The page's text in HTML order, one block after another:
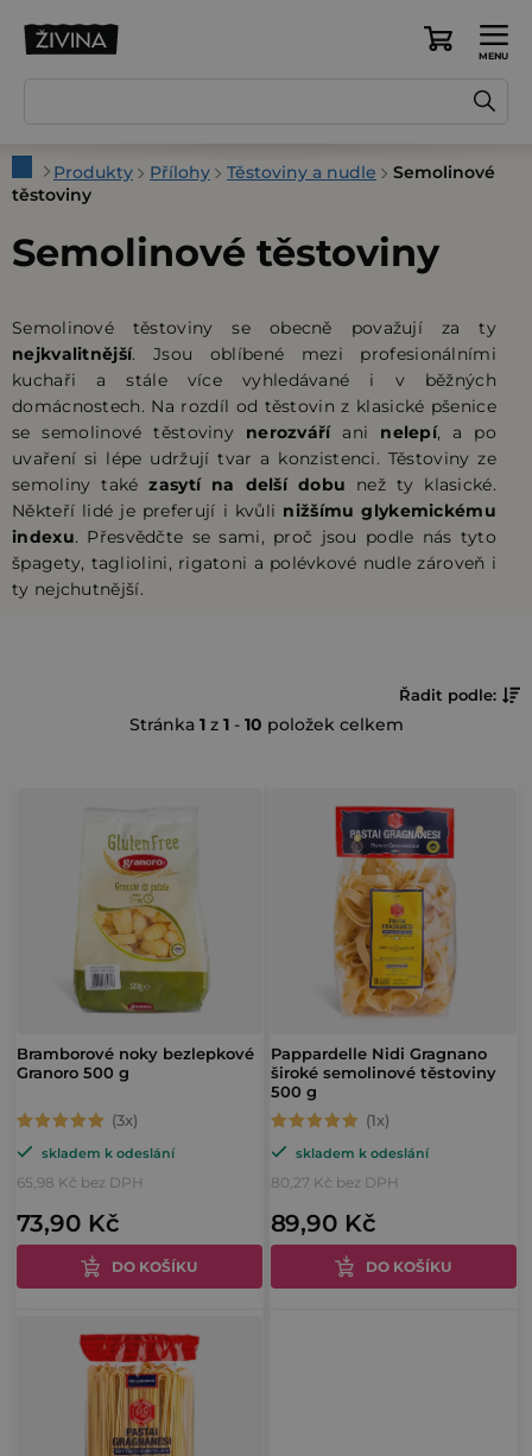
Nákupní
DomůProdukty Přílohy Těstoviny a nudle
Semolinové
těstoviny
Semolinové těstoviny
Semolinové těstoviny se obecně považují za ty
nejkvalitnější. Jsou oblíbené mezi profesionálními
kuchaři a stále více vyhledávané i v běžných
domácnostech. Na rozdíl od těstovin z klasické pšenice
se semolinové těstoviny nerozváříani nelepí, a po
uvaření si lépe udržují tvar a konzistenci. Těstoviny ze
semoliny takézasytí na delší dobu než ty klasické.
Někteří lidé je preferují i kvůli nižšímu glykemickému
indexu. Přesvědčte se sami, proč jsou podle nás tyto
špagety, tagliolini, rigatoni a polévkové nudle zároveň i
ty nejchutnější.
Stránka 1z 1- 10 položek celkem
Ř
a
e
n
í
p
r
o
d
u
ů
Řadit podle:
o
u
k
ů
Bramborové noky bezlepkové
Granoro 500 g
Průměrné
hodnocení
produktu
je
5,0
z
hvězdiček.
skladem k odeslání
65,98 Kč bez DPH
73,90 Kč
DO KOŠÍKU
Pappardelle Nidi Gragnano
široké semolinové těstoviny
500 g
Průměrné
hodnocení
produktu
je
5,0
z
skladem k odeslání
80,27 Kč bez DPH
89,90 Kč
DO KOŠÍKU